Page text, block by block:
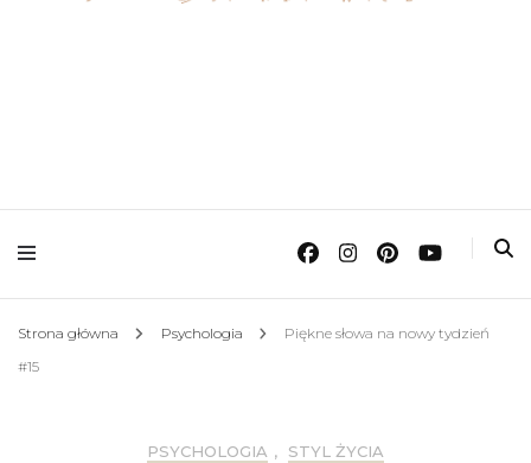
Strona główna Psychologia
Piękne słowa na nowy tydzień
#15
PSYCHOLOGIA , STYL ŻYCIA